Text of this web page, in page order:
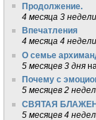
Продолжение.
4 месяца 3 недели
Впечатления
4 месяца 4 недели
О семье
5 месяцев 3 дня
Почему с
5 месяцев 2
СВЯТАЯ
5 месяцев 4